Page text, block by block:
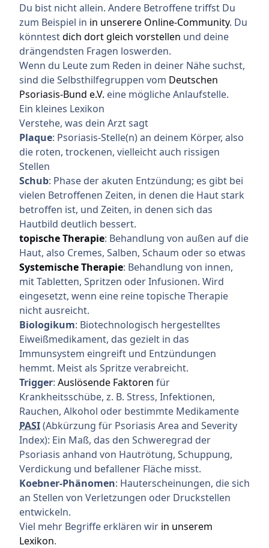
Du bist nicht allein. Andere Betroffene triffst Du
zum Beispiel in in unserere Online-Community. Du
könntestdich dort gleich vorstellen und deine
drängendsten Fragen loswerden.
Wenn du Leute zum Reden in deiner Nähe suchst,
sind die Selbsthilfegruppen vom Deutschen
Psoriasis-Bund e.V. eine mögliche Anlaufstelle.
Ein kleines Lexikon
Verstehe, was dein Arzt sagt
Plaque: Psoriasis-Stelle(n) an deinem Körper, also
die roten, trockenen, vielleicht auch rissigen
Stellen
Schub: Phase der akuten Entzündung; es gibt bei
vielen Betroffenen Zeiten, in denen die Haut stark
betroffen ist, und Zeiten, in denen sich das
Hautbild deutlich bessert.
topische Therapie: Behandlung von außen auf die
Haut, also Cremes, Salben, Schaum oder so etwas
Systemische Therapie: Behandlung von innen,
mit Tabletten, Spritzen oder Infusionen. Wird
eingesetzt, wenn eine reine topische Therapie
nicht ausreicht.
Biologikum: Biotechnologisch hergestelltes
Eiweißmedikament, das gezielt in das
Immunsystem eingreift und Entzündungen
hemmt. Meist als Spritze verabreicht.
Trigger: Auslösende Faktoren für
Krankheitsschübe, z. B. Stress, Infektionen,
Rauchen, Alkohol oder bestimmte Medikamente
PASI(Abkürzung für Psoriasis Area and Severity
Index): Ein Maß, das den Schweregrad der
Psoriasis anhand von Hautrötung, Schuppung,
Verdickung und befallener Fläche misst.
Koebner-Phänomen: Hauterscheinungen, die sich
an Stellen von Verletzungen oder Druckstellen
entwickeln.
Viel mehr Begriffe erklären wir in unserem
Lexikon.